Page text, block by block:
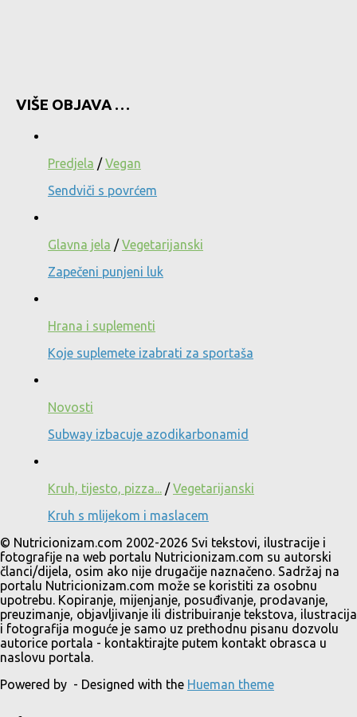
VIŠE OBJAVA …
Predjela /Vegan
Sendviči s povrćem
Glavna jela /Vegetarijanski
Zapečeni punjeni luk
Hrana i suplementi
Koje suplemete izabrati za sportaša
Novosti
Subway izbacuje azodikarbonamid
Kruh, tijesto, pizza... /Vegetarijanski
Kruh s mlijekom i maslacem
© Nutricionizam.com 2002-2026 Svi tekstovi, ilustracije i
fotografije na web portalu Nutricionizam.com su autorski
članci/dijela, osim ako nije drugačije naznačeno. Sadržaj na
portalu Nutricionizam.com može se koristiti za osobnu
upotrebu. Kopiranje, mijenjanje, posuđivanje, prodavanje,
preuzimanje, objavljivanje ili distribuiranje tekstova, ilustracija
i fotografija moguće je samo uz prethodnu pisanu dozvolu
autorice portala - kontaktirajte putem kontakt obrasca u
naslovu portala.
Powered by - Designed with the Hueman theme